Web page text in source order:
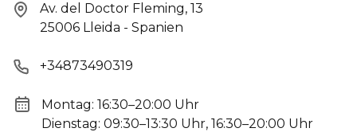
Av. del Doctor Fleming, 13
25006 Lleida - Spanien
+34873490319
Montag: 16:30–20:00 Uhr
Dienstag: 09:30–13:30 Uhr, 16:30–20:00 Uhr